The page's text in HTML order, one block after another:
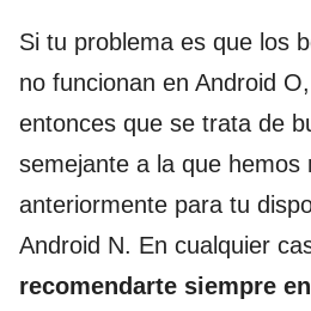
Si tu problema es que los
no funcionan en Android
entonces que se trata de
semejante a la que hemos
anteriormente para tu
Android N. En cualquier
recomendarte siempre